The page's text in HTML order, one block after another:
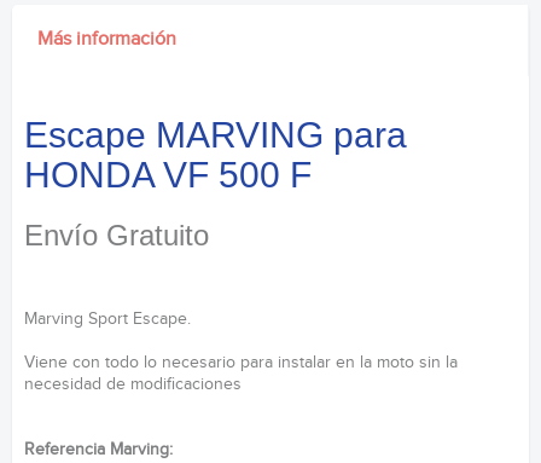
Más información
Escape MARVING para
HONDA VF 500 F
Envío Gratuito
Marving Sport Escape.
Viene con todo lo necesario para instalar en la moto sin la
necesidad de modificaciones
Referencia Marving: